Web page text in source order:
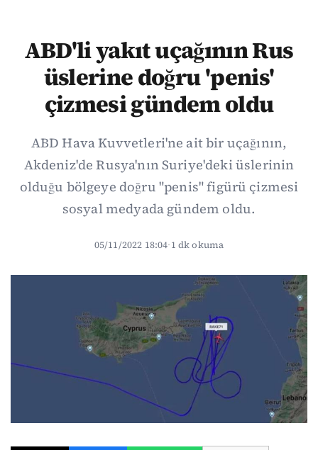
ABD'li yakıt uçağının Rus
üslerine doğru 'penis'
çizmesi gündem oldu
ABD Hava Kuvvetleri'ne ait bir uçağının,
Akdeniz'de Rusya'nın Suriye'deki üslerinin
olduğu bölgeye doğru "penis" figürü çizmesi
sosyal medyada gündem oldu.
05/11/2022 18:04·1 dk okuma